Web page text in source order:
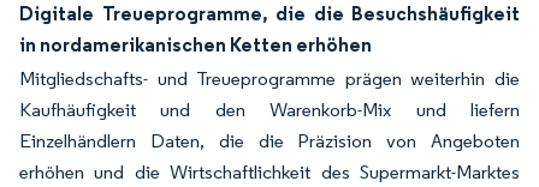
Digitale Treueprogramme, die die Besuchshäufigkeit
in nordamerikanischen Ketten erhöhen
Mitgliedschafts- und Treueprogramme prägen weiterhin die
Kaufhäufigkeit und den Warenkorb-Mix und liefern
Einzelhändlern Daten, die die Präzision von Angeboten
erhöhen und die Wirtschaftlichkeit des Supermarkt-Marktes